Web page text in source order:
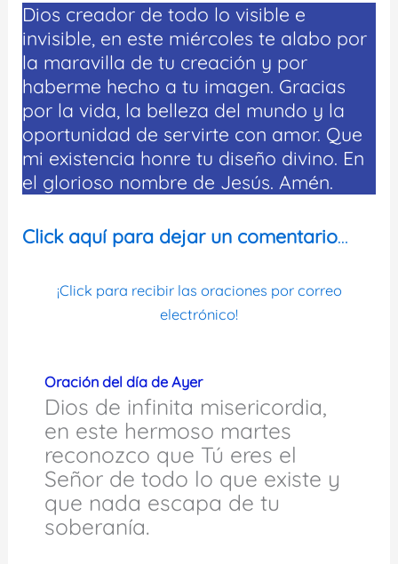
Dios creador de todo lo visible e
invisible, en este miércoles te alabo por
la maravilla de tu creación y por
haberme hecho a tu imagen. Gracias
por la vida, la belleza del mundo y la
oportunidad de servirte con amor. Que
mi existencia honre tu diseño divino. En
el glorioso nombre de Jesús. Amén.
Click aquí para dejar un comentario…
¡Click para recibir las oraciones por correo
electrónico!
Oración del día de Ayer
Dios de infinita misericordia,
en este hermoso martes
reconozco que Tú eres el
Señor de todo lo que existe y
que nada escapa de tu
soberanía.